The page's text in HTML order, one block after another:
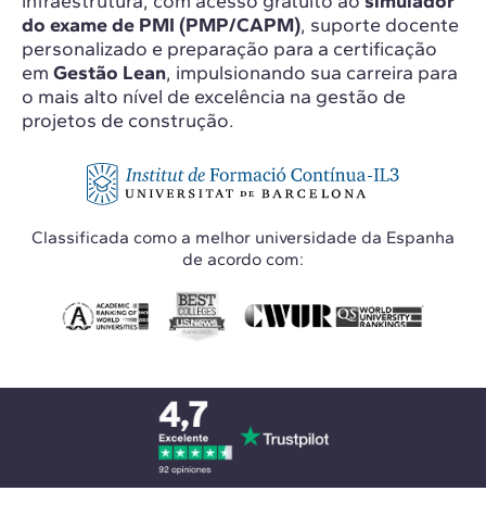
do exame de PMI (PMP/CAPM), suporte docente
personalizado e preparação para a certificação
em Gestão Lean, impulsionando sua carreira para
o mais alto nível de excelência na gestão de
projetos de construção.
Classificada como a melhor universidade da Espanha
de acordo com: